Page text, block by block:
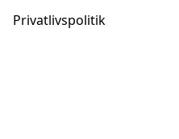
Privatlivspolitik